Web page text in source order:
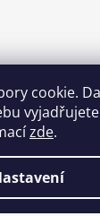
cookie.
zde.